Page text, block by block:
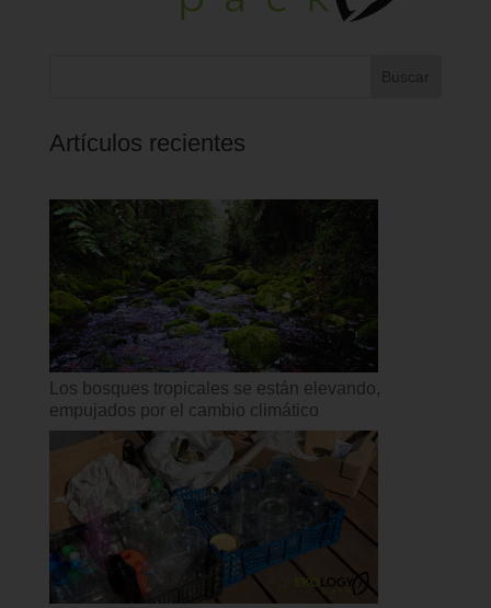
Buscar
Artículos recientes
Los bosques tropicales se están elevando,
empujados por el cambio climático